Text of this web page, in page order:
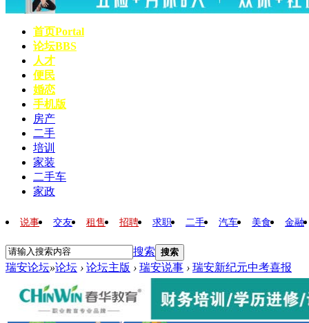
首页Portal
论坛BBS
人才
便民
婚恋
手机版
房产
二手
培训
家装
二手车
家政
说事 交友 租售 招聘 求职 二手 汽车 美食 金融
搜索 搜索
瑞安论坛»论坛 › 论坛主版 › 瑞安说事 › 瑞安新纪元中考喜报